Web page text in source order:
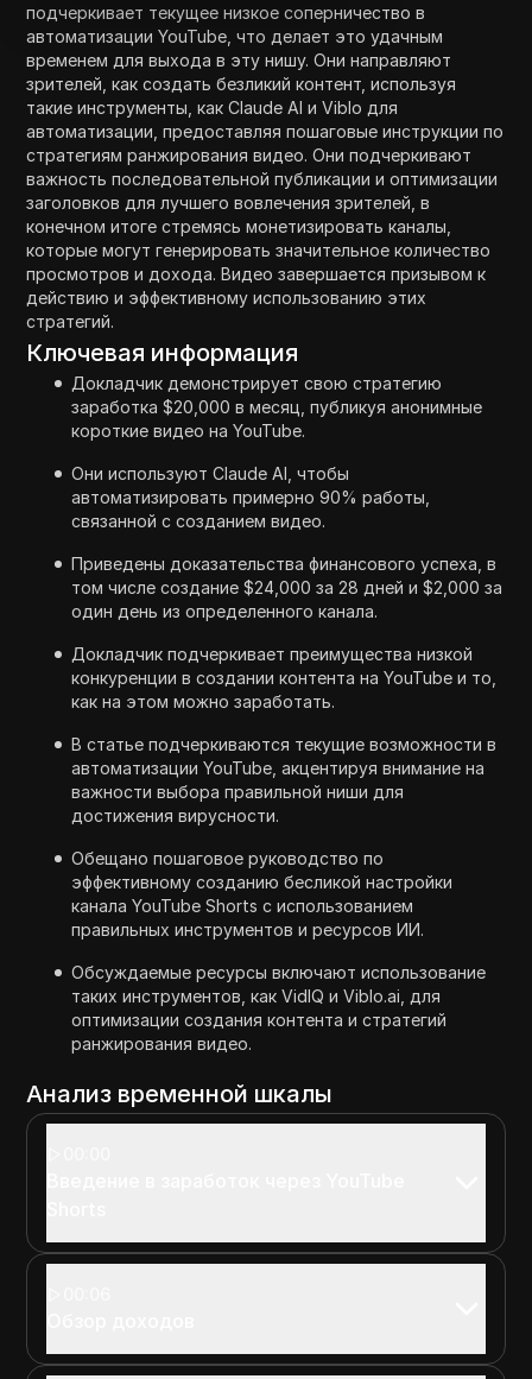
подчеркивает текущее низкое соперничество в
автоматизации YouTube, что делает это удачным
временем для выхода в эту нишу. Они направляют
зрителей, как создать безликий контент, используя
такие инструменты, как Claude AI и Viblo для
автоматизации, предоставляя пошаговые инструкции по
стратегиям ранжирования видео. Они подчеркивают
важность последовательной публикации и оптимизации
заголовков для лучшего вовлечения зрителей, в
конечном итоге стремясь монетизировать каналы,
которые могут генерировать значительное количество
просмотров и дохода. Видео завершается призывом к
действию и эффективному использованию этих
стратегий.
Ключевая информация
Докладчик демонстрирует свою стратегию
заработка $20,000 в месяц, публикуя анонимные
короткие видео на YouTube.
Они используют Claude AI, чтобы
автоматизировать примерно 90% работы,
связанной с созданием видео.
Приведены доказательства финансового успеха, в
том числе создание $24,000 за 28 дней и $2,000 за
один день из определенного канала.
Докладчик подчеркивает преимущества низкой
конкуренции в создании контента на YouTube и то,
как на этом можно заработать.
В статье подчеркиваются текущие возможности в
автоматизации YouTube, акцентируя внимание на
важности выбора правильной ниши для
достижения вирусности.
Обещано пошаговое руководство по
эффективному созданию бесликой настройки
канала YouTube Shorts с использованием
правильных инструментов и ресурсов ИИ.
Обсуждаемые ресурсы включают использование
таких инструментов, как VidIQ и Viblo.ai, для
оптимизации создания контента и стратегий
ранжирования видео.
Анализ временной шкалы